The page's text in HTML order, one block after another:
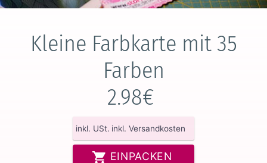
Kleine Farbkarte mit 35
Farben
2.98€
inkl. USt. inkl. Versandkosten
EINPACKEN